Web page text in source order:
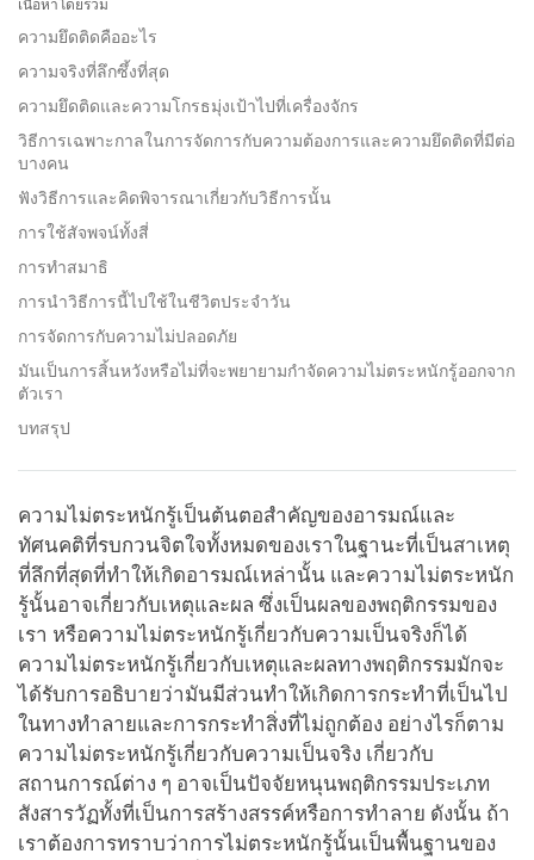
เนื้อหาโดยรวม
ความยึดติดคืออะไร
ความจริงที่ลึกซึ้งที่สุด
ความยึดติดและความโกรธมุ่งเป้าไปที่เครื่องจักร
วิธีการเฉพาะกาลในการจัดการกับความต้องการและความยึดติดที่มีต่อ
บางคน
ฟังวิธีการและคิดพิจารณาเกี่ยวกับวิธีการนั้น
การใช้สัจพจน์ทั้งสี่
การทำสมาธิ
การนำวิธีการนี้ไปใช้ในชีวิตประจำวัน
การจัดการกับความไม่ปลอดภัย
มันเป็นการสิ้นหวังหรือไม่ที่จะพยายามกำจัดความไม่ตระหนักรู้ออกจาก
ตัวเรา
บทสรุป
ความไม่ตระหนักรู้เป็นต้นตอสำคัญของอารมณ์และ
ทัศนคติที่รบกวนจิตใจทั้งหมดของเราในฐานะที่เป็นสาเหตุ
ที่ลึกที่สุดที่ทำให้เกิดอารมณ์เหล่านั้น และความไม่ตระหนัก
รู้นั้นอาจเกี่ยวกับเหตุและผล ซึ่งเป็นผลของพฤติกรรมของ
เรา หรือความไม่ตระหนักรู้เกี่ยวกับความเป็นจริงก็ได้
ความไม่ตระหนักรู้เกี่ยวกับเหตุและผลทางพฤติกรรมมักจะ
ได้รับการอธิบายว่ามันมีส่วนทำให้เกิดการกระทำที่เป็นไป
ในทางทำลายและการกระทำสิ่งที่ไม่ถูกต้อง อย่างไรก็ตาม
ความไม่ตระหนักรู้เกี่ยวกับความเป็นจริง เกี่ยวกับ
สถานการณ์ต่าง ๆ อาจเป็นปัจจัยหนุนพฤติกรรมประเภท
สังสารวัฏทั้งที่เป็นการสร้างสรรค์หรือการทำลาย ดังนั้น ถ้า
เราต้องการทราบว่าการไม่ตระหนักรู้นั้นเป็นพื้นฐานของ